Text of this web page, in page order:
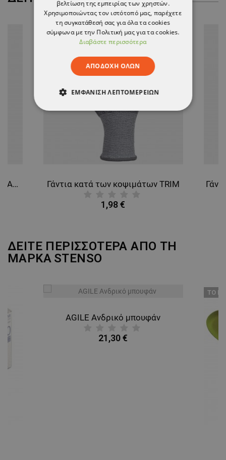
Γάντια κατά των κοψιμάτων SLASH Γάντια κατά των κοψιμάτων TRIM
1,98 €
ΔΕΙΤΕ ΠΕΡΙΣΣΟΤΕΡΑ ΑΠΟ ΤΗ
ΜΑΡΚΑ STENSO
AGILE Ανδρικό μπουφάν
21,30 €
ТΟ
βελτίωση της εμπειρίας των χρηστών.
Χρησιμοποιώντας τον ιστότοπό μας, παρέχετε
τη συγκατάθεσή σας για όλα τα cookies
σύμφωνα με την Πολιτική μας για τα cookies.
Διαβάστε περισσότερα
ΑΠΟΔΟΧΉ ΌΛΩΝ
ΕΜΦΆΝΙΣΗ ΛΕΠΤΟΜΕΡΕΙΏΝ
ΑΠΟΛΎΤΩΣ ΑΠΑΡΑΊΤΗΤΑ
ΛΕΙΤΟΥΡΓΙΚΌΤΗΤΑΣ
ΜΗ ΤΑΞΙΝΟΜΗΜΈΝΑ